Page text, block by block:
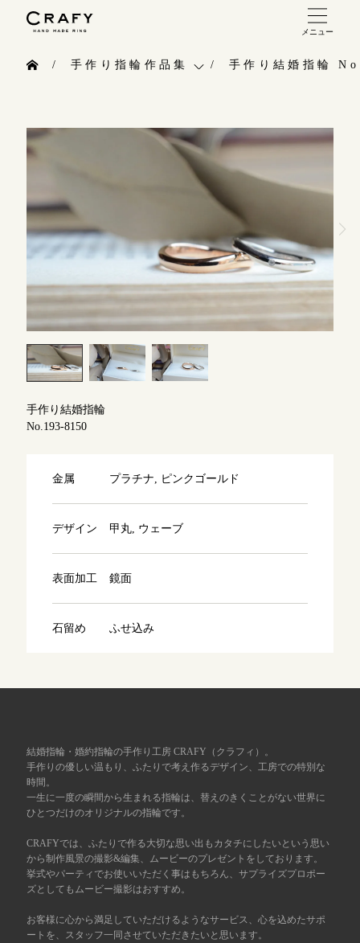
メニュー
オーダーメイド 結婚指輪・婚約指輪
指輪作品集
インタビュー
工房一覧
よくあるご質問
アフターケア・保証
ブログ
手作り指輪作品集
お客様インタビュー
指輪のハンドメイド・手作り
CRAFYについて
結婚指輪手作り工房のご案内
手作り結婚指輪
手作り結婚指輪
No.193-8150
金属 プラチナ, ピンクゴールド
デザイン 甲丸, ウェーブ
表面加工 鏡面
石留め ふせ込み
結婚指輪・婚約指輪の手作り工房 CRAFY（クラフィ）。
手作りの優しい温もり、ふたりで考え作るデザイン、工房での特別な
時間。
一生に一度の瞬間から生まれる指輪は、替えのきくことがない世界に
ひとつだけのオリジナルの指輪です。
CRAFYでは、ふたりで作る大切な思い出もカタチにしたいという思い
から制作風景の撮影&編集、ムービーのプレゼントをしております。
挙式やパーティでお使いいただく事はもちろん、サプライズプロポー
ズとしてもムービー撮影はおすすめ。
お客様に心から満足していただけるようなサービス、心を込めたサポ
ートを、スタッフ一同させていただきたいと思います。
10:00～18:00 /年中無休
年末年始は除く
こちら
目黒本店 来店ご予約
表参道店 来店ご予約
吉祥寺店
川越店
軽井沢店
広島店 来店ご予約
オーダーメイド